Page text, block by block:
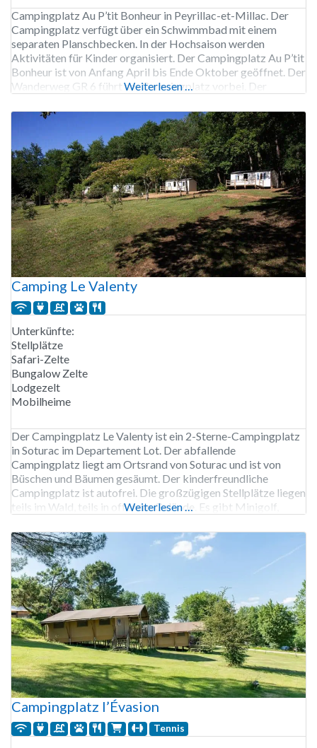
Campingplatz Au P’tit Bonheur in Peyrillac-et-Millac. Der
Campingplatz verfügt über ein Schwimmbad mit einem
separaten Planschbecken. In der Hochsaison werden
Aktivitäten für Kinder organisiert. Der Campingplatz Au P’tit
Bonheur ist von Anfang April bis Ende Oktober geöffnet. Der
Wanderweg GR 6 führt am Campingplatz vorbei. Der
für Elektrofahrzeuge. 100 Stellplätze, Vermietung von
Weiterlesen …
Camping Le Valenty
Unterkünfte:
Stellplätze
Safari-Zelte
Bungalow Zelte
Lodgezelt
Mobilheime
Der Campingplatz Le Valenty ist ein 2-Sterne-Campingplatz
in Soturac im Departement Lot. Der abfallende
Campingplatz liegt am Ortsrand von Soturac und ist von
Büschen und Bäumen gesäumt. Der kinderfreundliche
Campingplatz ist autofrei. Die großzügigen Stellplätze liegen
teils im Wald, teils in offenem Gelände. Es gibt Minigolf,
Volleyballplatz. Die sanitären Anlagen sind ordentlich,
einfach
Weiterlesen …
Campingplatz l’Évasion
Tennis